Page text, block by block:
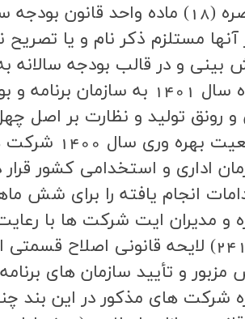
مستلزم ذكر نام و يا تصريح
و در قالب بودجه سالانه
را تا پايان خرداد ماه
اداري و استخدامي كشور
انجام يافته را براي شش
مزبور و تأييد سازمان هاي
هاي مذكور در اين بند